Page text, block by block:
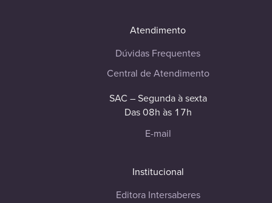
Atendimento
Dúvidas Frequentes
Central de Atendimento
SAC – Segunda à sexta
Das 08h às 17h
E-mail
Institucional
Editora Intersaberes